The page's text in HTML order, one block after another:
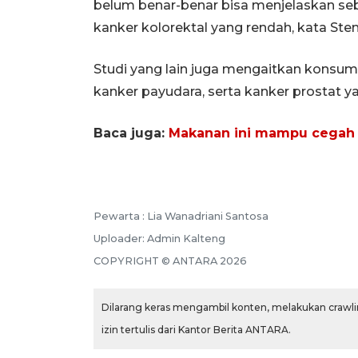
belum benar-benar bisa menjelaskan
kanker kolorektal yang rendah, kata
Studi yang lain juga mengaitkan
kanker payudara, serta kanker prostat
Baca juga: Makanan ini mampu
Pewarta : Lia Wanadriani Santosa
Uploader: Admin Kalteng
COPYRIGHT © ANTARA 2026
Dilarang keras mengambil konten, melakukan
izin tertulis dari Kantor Berita ANTARA.